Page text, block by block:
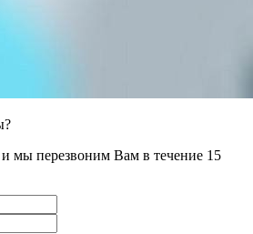
мы перезвоним Вам в течение 15